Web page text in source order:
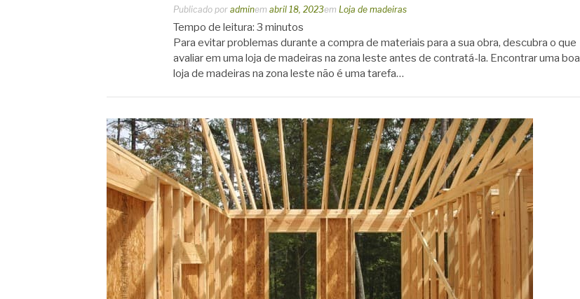
Publicado por adminem abril 18, 2023em Loja de madeiras
Tempo de leitura: 3 minutos
Para evitar problemas durante a compra de materiais para a sua obra, descubra o que
avaliar em uma loja de madeiras na zona leste antes de contratá-la. Encontrar uma boa
loja de madeiras na zona leste não é uma tarefa…